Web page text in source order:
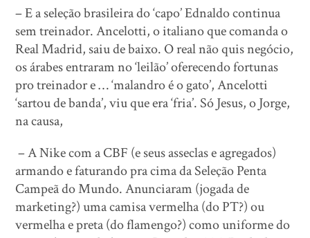
– E a seleção brasileira do ‘capo’ Ednaldo continua
sem treinador. Ancelotti, o italiano que comanda o
Real Madrid, saiu de baixo. O real não quis negócio,
os árabes entraram no ‘leilão’ oferecendo fortunas
pro treinador e … ‘malandro é o gato’, Ancelotti
‘sartou de banda’, viu que era ‘fria’. Só Jesus, o Jorge,
na causa,
– A Nike com a CBF (e seus asseclas e agregados)
armando e faturando pra cima da Seleção Penta
Campeã do Mundo. Anunciaram (jogada de
marketing?) uma camisa vermelha (do PT?) ou
vermelha e preta (do flamengo?) como uniforme do